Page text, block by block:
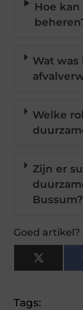
Hoe
Wat
Welke
Zijn er
Bussum?
Goed
X
Tags: